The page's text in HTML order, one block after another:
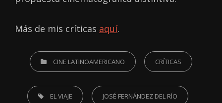
Más de mis críticas aquí.
CATEGORIESCINE LATINOAMERICANO CRÍTICAS
TAGS, EL VIAJE JOSÉ FERNÁNDEZ DEL RÍO